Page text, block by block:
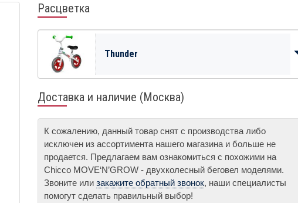
Расцветка
Thunder
Доставка и наличие (Москва)
К сожалению, данный товар снят с производства либо
исключен из ассортимента нашего магазина и больше не
продается. Предлагаем вам ознакомиться с похожими на
Chicco MOVE‘N’GROW - двухколесный беговел моделями.
Звоните илизакажите обратный звонок, наши специалисты
помогут сделать правильный выбор!